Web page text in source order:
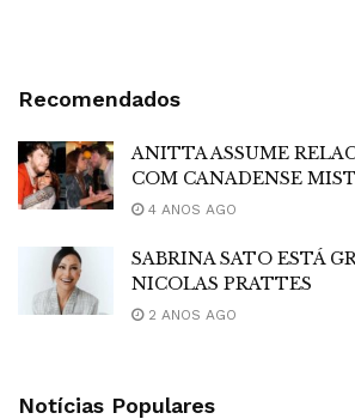
Recomendados
ANITTA ASSUME
COM CANADENSE
4 ANOS AGO
SABRINA SATO ESTÁ
NICOLAS PRATTES
2 ANOS AGO
Notícias Populares